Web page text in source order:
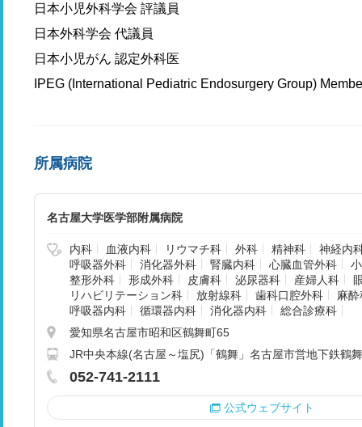
日本小児外科学会 評議員
日本外科学会 代議員
日本小児がん 認定外科医
IPEG (International Pediatric Endosurgery Group)
所属病院
名古屋大学医学部附属病院
内科 血液内科 リウマチ科 外科 精神科
神経内
呼吸器外科
消化器外科 腎臓内科 心臓血管外科
整形外科
形成外科 皮膚科 泌尿器科 産婦人科
リハビリテーション科
放射線科 歯科口腔外科
麻酔
呼吸器内科
循環器内科 消化器内科
総合診療科
愛知県名古屋市昭和区鶴舞町65
JR中央本線(名古屋～塩尻)「鶴舞」名古屋市営地下鉄鶴
052-741-2111
公式ウェブサイト